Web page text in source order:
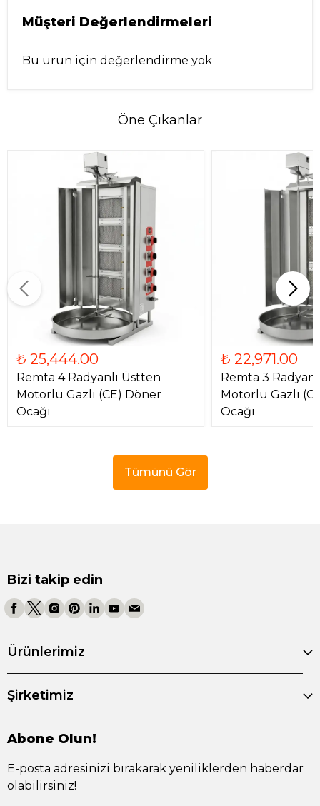
Müşteri Değerlendirmeleri
Bu ürün için değerlendirme yok
Öne Çıkanlar
₺ 25,444.00
Remta 4 Radyanlı Üstten
Motorlu Gazlı (CE) Döner
Ocağı
₺ 22,971.00
Remta 3
Motorlu Gazlı
Ocağı
Tümünü Gör
Bizi takip edin
Ürünlerimiz
Şirketimiz
Abone Olun!
E-posta adresinizi bırakarak yeniliklerden haberdar
olabilirsiniz!